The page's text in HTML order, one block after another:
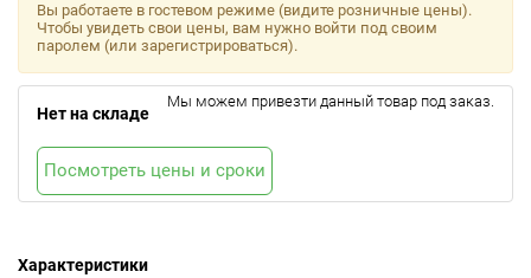
Характеристики
Вы работаете в гостевом режиме (видите розничные цены).
Чтобы увидеть свои цены, вам нужно войти под своим
паролем (или зарегистрироваться).
Нет на складе
Мы можем привезти данный товар под заказ.
Посмотреть цены и сроки